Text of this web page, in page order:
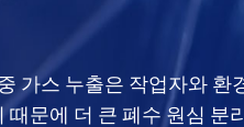
가스 누출은 작업자와
문에 더 큰 폐수 원심